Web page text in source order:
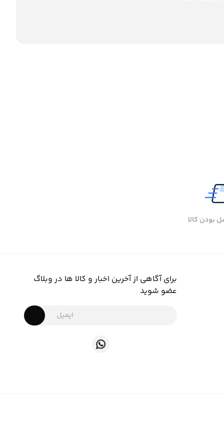
بودن کالا
برای آگاهی از آخرین اخبار و کالا ها در وبلاگ
عضو شوید